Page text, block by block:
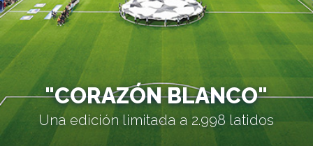
"CORAZÓN BLANCO"
Una edición limitada a 2.998 latidos